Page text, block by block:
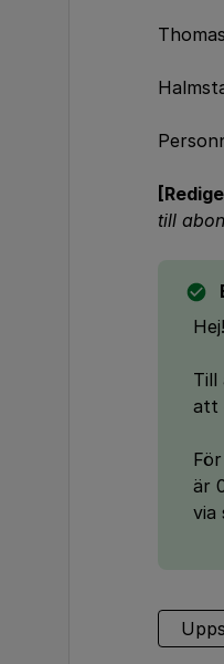
till
Hej!
Till
att
är
via